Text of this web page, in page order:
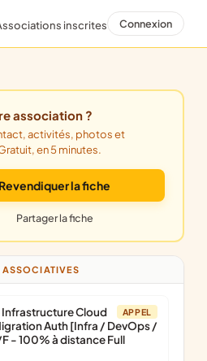
inscrites Connexion
association ?
en 5 minutes.
Revendiquer la fiche
Partager la fiche
ASSOCIATIVES
APPEL
Infrastructure Cloud
Auth [Infra / DevOps /
- 100% à distance Full